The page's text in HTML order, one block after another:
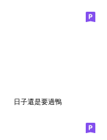
日子還是要過鴨